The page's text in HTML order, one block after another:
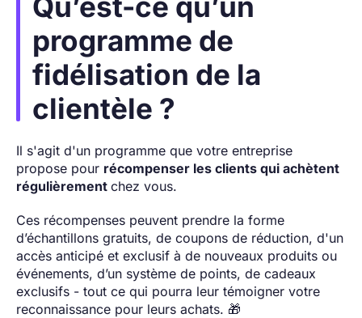
programme de
fidélisation de la
clientèle ?
Il s'agit d'un programme que votre entreprise
propose pour récompenser les clients qui achètent
régulièrement chez vous.
Ces récompenses peuvent prendre la forme
d’échantillons gratuits, de coupons de réduction, d'un
accès anticipé et exclusif à de nouveaux produits ou
événements, d’un système de points, de cadeaux
exclusifs - tout ce qui pourra leur témoigner votre
reconnaissance pour leurs achats. 🎁